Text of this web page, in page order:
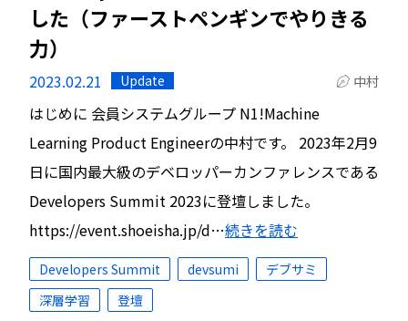
した（ファーストペンギンでやりきる
力）
2023.02.21 Update 中村
はじめに 会員システムグループ N1!Machine
Learning Product Engineerの中村です。 2023年2月9
日に国内最大級のデベロッパーカンファレンスである
Developers Summit 2023に登壇しました。
https://event.shoeisha.jp/d…続きを読む
Developers Summit devsumi
デブサミ
深層学習
登壇